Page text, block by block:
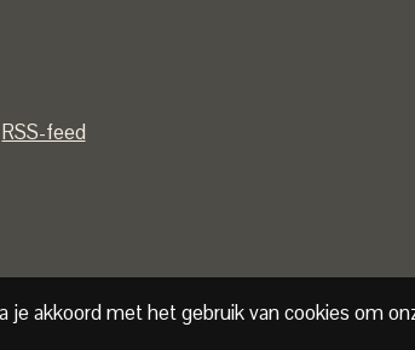
RSS-feed
je akkoord met het gebruik van cookies om